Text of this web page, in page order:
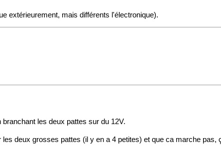
extérieurement, mais différents l'électronique).
les deux pattes sur du 12V.
deux grosses pattes (il y en a 4 petites) et que ca marche pas,